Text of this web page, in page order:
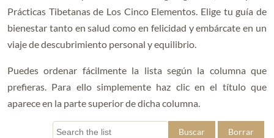
Prácticas Tibetanas de Los Cinco Elementos. Elige tu guía de
bienestar tanto en salud como en felicidad y embárcate en un
viaje de descubrimiento personal y equilibrio.
Puedes ordenar fácilmente la lista según la columna que
prefieras. Para ello simplemente haz clic en el título que
aparece en la parte superior de dicha columna.
Buscar Borrar